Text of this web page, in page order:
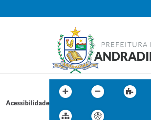
Acessibilidade